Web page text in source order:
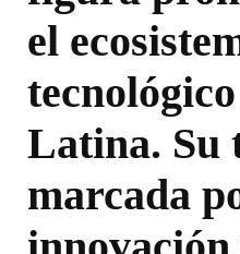
el
Latina. Su
marcada